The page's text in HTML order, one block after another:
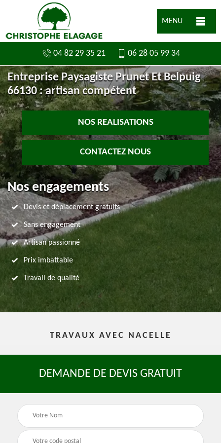
MENU
04 82 29 35 21 06 28 05 99 34
Entreprise Paysagiste Prunet Et Belpuig
66130 : artisan compétent
NOS REALISATIONS
CONTACTEZ NOUS
Nos engagements
Devis et déplacement gratuits
Sans engagement
Artisan passionné
Prix imbattable
Travail de qualité
TRAVAUX AVEC NACELLE
DEMANDE DE DEVIS GRATUIT